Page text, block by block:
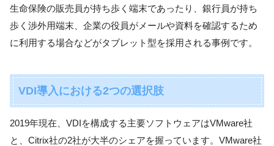
生命保険の販売員が持ち歩く端末であったり、銀行員が持ち
歩く渉外用端末、企業の役員がメールや資料を確認するため
に利用する場合などがタブレット型を採用される事例です。
VDI導入における2つの選択肢
2019年現在、VDIを構成する主要ソフトウェアはVMware社
と、Citrix社の2社が大半のシェアを握っています。VMware社